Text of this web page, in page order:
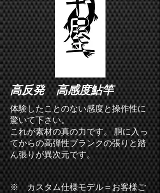
高反発 高感度鮎竿
体験したことのない感度と操作性に
驚いて下さい。
これが素材の真の力です。 ​胴に入っ
てからの高弾性ブランクの張りと踏
ん張りが異次元です。
※ カスタム仕様モデル＝お客様ご